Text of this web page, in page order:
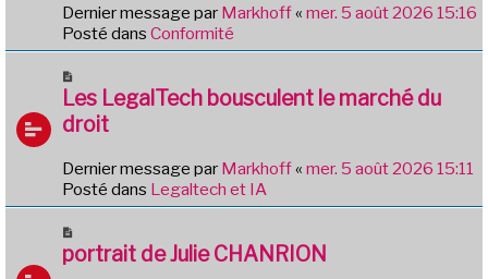
a
u
s
s
g
e
Dernier message par Markhoff« mer. 5 août 2026 15:16
Posté dans Conformité
o
u
v
a
u
s
Les LegalTech bousculent le marché du
droit
Dernier message par Markhoff« mer. 5 août 2026 15:11
Posté dans Legaltech et IA
o
portrait de Julie CHANRION